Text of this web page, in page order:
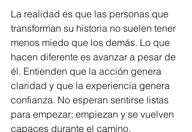
La realidad es que las personas que
transforman su historia no suelen tener
menos miedo que los demás. Lo que
hacen diferente es avanzar a pesar de
él. Entienden que la acción genera
claridad y que la experiencia genera
confianza. No esperan sentirse listas
para empezar; empiezan y se vuelven
capaces durante el camino.